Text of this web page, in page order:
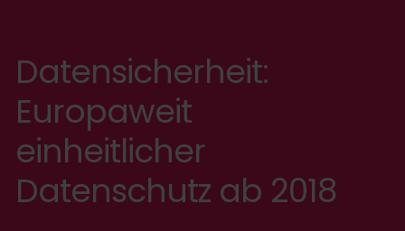
Datensicherheit:
Europaweit
einheitlicher
Datenschutz ab 2018